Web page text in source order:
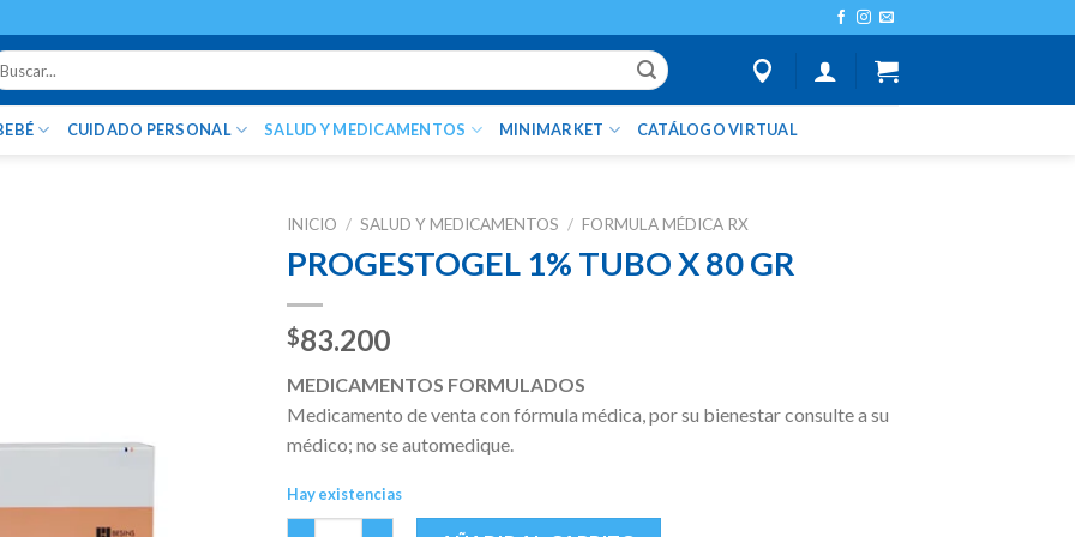
CUIDADO PERSONAL SALUD Y MEDICAMENTOS MINIMARKET CATÁLOGO VIRTUAL
INICIO / SALUD Y MEDICAMENTOS / FORMULA MÉDICA RX
PROGESTOGEL 1% TUBO X 80 GR
$83.200
MEDICAMENTOS FORMULADOS
Medicamento de venta con fórmula médica, por su bienestar consulte a su
médico; no se automedique.
Hay existencias
PROGESTOGEL 1% TUBO X 80 GR cantidad